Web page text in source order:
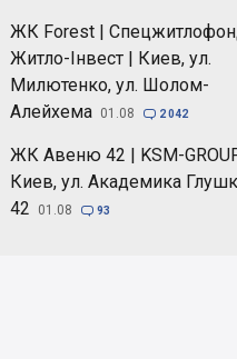
ЖК Forest |
Житло-Інвест | Киев, ул.
Милютенко, ул. Шолом-
Алейхема 01.08  2 042
ЖК Авеню 42 | KSM-
Киев, ул. Академика
42
01.08  93